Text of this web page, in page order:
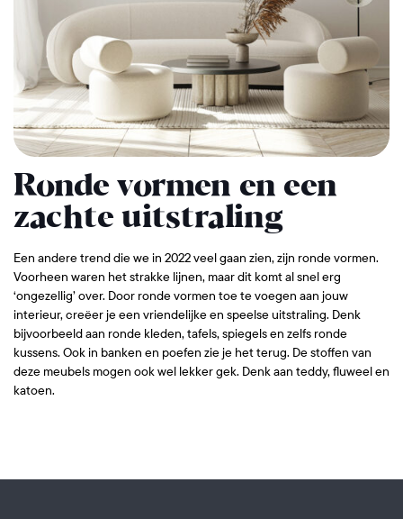
Ronde vormen en een
zachte uitstraling
Een andere trend die we in 2022 veel gaan zien, zijn ronde vormen.
Voorheen waren het strakke lijnen, maar dit komt al snel erg
‘ongezellig’ over. Door ronde vormen toe te voegen aan jouw
interieur, creëer je een vriendelijke en speelse uitstraling. Denk
bijvoorbeeld aan ronde kleden, tafels, spiegels en zelfs ronde
kussens. Ook in banken en poefen zie je het terug. De stoffen van
deze meubels mogen ook wel lekker gek. Denk aan teddy, fluweel en
katoen.